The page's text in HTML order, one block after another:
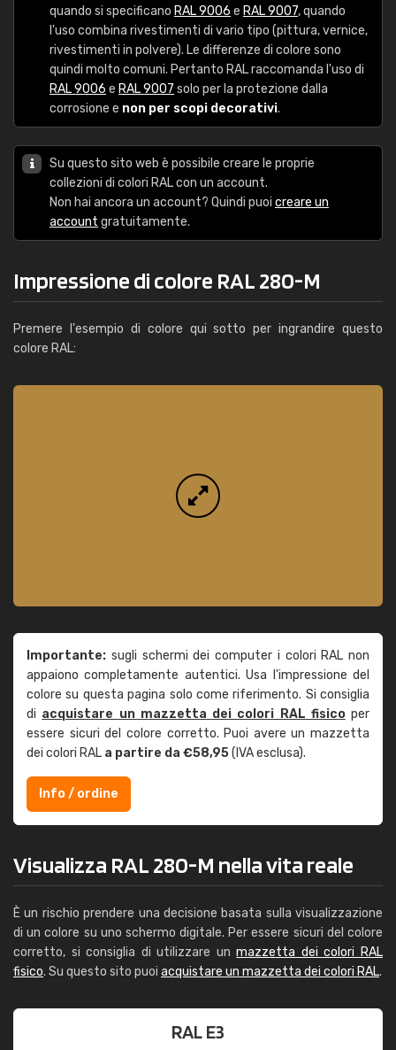
quando si specificano RAL 9006 e RAL 9007, quando
l'uso combina rivestimenti di vario tipo (pittura, vernice,
rivestimenti in polvere). Le differenze di colore sono
quindi molto comuni. Pertanto RAL raccomanda l'uso di
RAL 9006 e RAL 9007 solo per la protezione dalla
corrosione e non per scopi decorativi.
Su questo sito web è possibile creare le proprie
collezioni di colori RAL con un account.
Non hai ancora un account? Quindi puoi creare un
account gratuitamente.
Impressione di colore RAL 280-M
Premere l'esempio di colore qui sotto per ingrandire questo
colore RAL:
Importante: sugli schermi dei computer i colori RAL non
appaiono completamente autentici. Usa l'impressione del
colore su questa pagina solo come riferimento. Si consiglia
di acquistare un mazzetta dei colori RAL fisicoper
essere sicuri del colore corretto. Puoi avere un mazzetta
dei colori RAL a partire da €58,95(IVA esclusa).
Info / ordine
Visualizza RAL 280-M nella vita reale
È un rischio prendere una decisione basata sulla visualizzazione
di un colore su uno schermo digitale. Per essere sicuri del colore
corretto, si consiglia di utilizzare unmazzetta dei colori RAL
fisico. Su questo sito puoi acquistare un mazzetta dei colori RAL.
RAL E3